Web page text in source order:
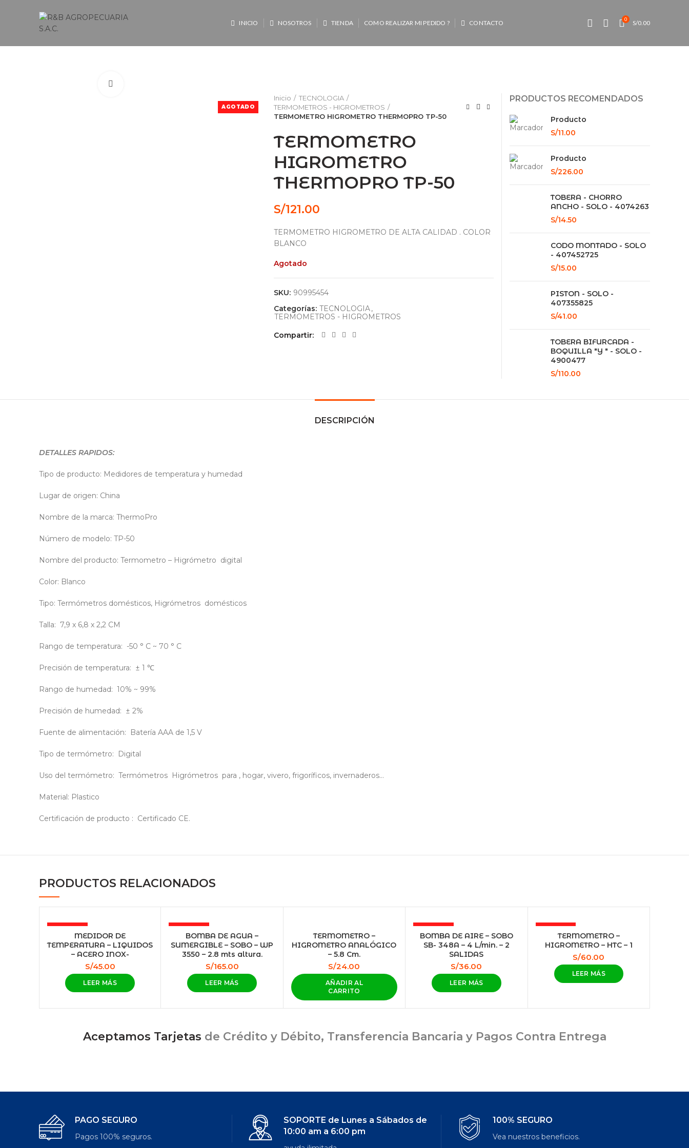
INICIO NOSOTROS TIENDA COMO REALIZAR MI PEDIDO ? CONTACTO 0 S/0.00
AGOTADO
Inicio
TECNOLOGIA
TERMOMETROS - HIGROMETROS
TERMOMETRO HIGROMETRO THERMOPRO TP-50
TERMOMETRO
HIGROMETRO
THERMOPRO TP-50
S/121.00
TERMOMETRO HIGROMETRO DE ALTA CALIDAD . COLOR
BLANCO
Agotado
SKU: 90995454
Categorías: TECNOLOGIA,
TERMOMETROS - HIGROMETROS
Compartir
PRODUCTOS RECOMENDADOS
Producto
S/11.00
Producto
S/226.00
TOBERA - CHORRO
ANCHO - SOLO - 4074263
S/14.50
CODO MONTADO - SOLO
- 407452725
S/15.00
PISTON - SOLO -
407355825
S/41.00
TOBERA BIFURCADA -
BOQUILLA "Y " - SOLO -
4900477
S/110.00
DESCRIPCIÓN
DETALLES RAPIDOS:
Tipo de producto: Medidores de temperatura y humedad
Lugar de origen: China
Nombre de la marca: ThermoPro
Número de modelo: TP-50
Nombre del producto: Termometro – Higrómetro digital
Color: Blanco
Tipo: Termómetros domésticos, Higrómetros domésticos
Talla: 7,9 x 6,8 x 2,2 CM
Rango de temperatura: -50 ° C ~ 70 ° C
Precisión de temperatura: ± 1 ℃
Rango de humedad: 10% ~ 99%
Precisión de humedad: ± 2%
Fuente de alimentación: Batería AAA de 1,5 V
Tipo de termómetro: Digital
Uso del termómetro: Termómetros Higrómetros para , hogar, vivero, frigoríficos, invernaderos…
Material: Plastico
Certificación de producto : Certificado CE.
PRODUCTOS RELACIONADOS
AGOTADO
MEDIDOR DE
TEMPERATURA – LIQUIDOS
– ACERO INOX-
S/45.00
LEER MÁS
AGOTADO
BOMBA DE AGUA –
SUMERGIBLE – SOBO – WP
3550 – 2.8 mts altura.
S/165.00
LEER MÁS
TERMOMETRO –
HIGROMETRO ANALÓGICO
– 5.8 Cm.
S/24.00
AÑADIR AL
CARRITO
AGOTADO
BOMBA DE AIRE – SOBO
SB- 348A – 4 L/min. – 2
SALIDAS
S/36.00
LEER MÁS
AGOTADO
TERMOMETRO –
HIGROMETRO – HTC – 1
S/60.00
LEER MÁS
Aceptamos Tarjetas de Crédito y Débito, Transferencia Bancaria y Pagos Contra Entrega
PAGO SEGURO
Pagos 100% seguros.
SOPORTE de Lunes a Sábados de
10:00 am a 6:00 pm
100% SEGURO
Vea nuestros beneficios.